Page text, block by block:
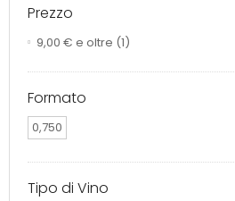
Prezzo
9,00 € e oltre (1)
Formato
0,750
Tipo di Vino